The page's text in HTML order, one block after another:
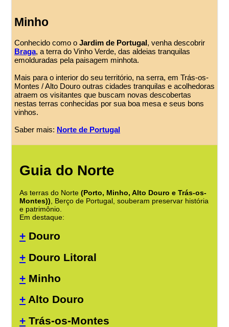
Minho
Conhecido como o Jardim de Portugal, venha descobrir
Braga, a terra do Vinho Verde, das aldeias tranquilas
emolduradas pela paisagem minhota.
Mais para o interior do seu território, na serra, em Trás-os-
Montes / Alto Douro outras cidades tranquilas e acolhedoras
atraem os visitantes que buscam novas descobertas
nestas terras conhecidas por sua boa mesa e seus bons
vinhos.
Saber mais: Norte de Portugal
Guia do Norte
As terras do Norte (Porto, Minho, Alto Douro e Trás-os-
Montes)) , Berço de Portugal, souberam preservar história
e patrimônio.
Em destaque:
+ Douro
+ Douro Litoral
+ Minho
+ Alto Douro
+ Trás-os-Montes